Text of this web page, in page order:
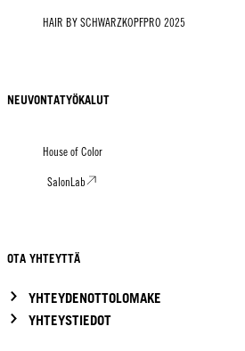
HAIR BY SCHWARZKOPFPRO 2025
NEUVONTATYÖKALUT
House of Color
SalonLab
OTA YHTEYTTÄ
YHTEYDENOTTOLOMAKE
YHTEYSTIEDOT